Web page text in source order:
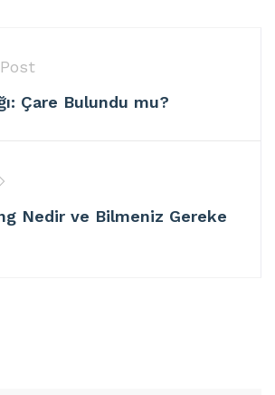
Çare Bulundu mu?
Nedir ve Bilmeniz Gereke